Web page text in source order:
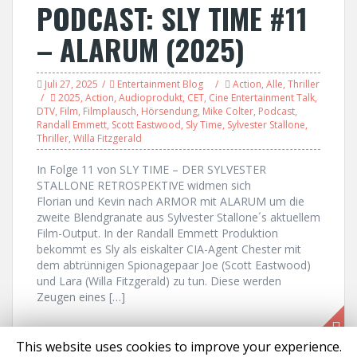
PODCAST: SLY TIME #11
– ALARUM (2025)
Juli 27, 2025 Entertainment Blog Action, Alle, Thriller
2025, Action, Audioprodukt, CET, Cine Entertainment Talk,
DTV, Film, Filmplausch, Hörsendung, Mike Colter, Podcast,
Randall Emmett, Scott Eastwood, Sly Time, Sylvester Stallone,
Thriller, Willa Fitzgerald
In Folge 11 von SLY TIME – DER SYLVESTER
STALLONE RETROSPEKTIVE widmen sich
Florian und Kevin nach ARMOR mit ALARUM um die
zweite Blendgranate aus Sylvester Stallone´s aktuellem
Film-Output. In der Randall Emmett Produktion
bekommt es Sly als eiskalter CIA-Agent Chester mit
dem abtrünnigen Spionagepaar Joe (Scott Eastwood)
und Lara (Willa Fitzgerald) zu tun. Diese werden
Zeugen eines […]
This website uses cookies to improve your experience.